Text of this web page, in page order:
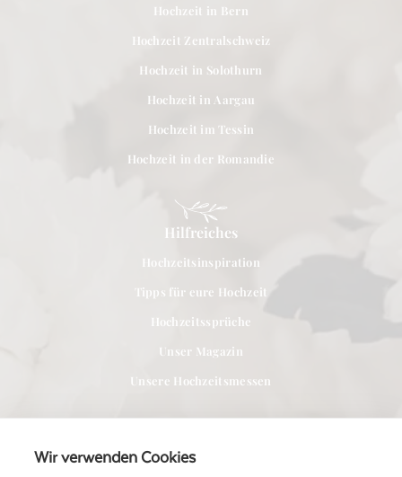
Wir verwenden Cookies
Hochzeit in Bern
Hochzeit Zentralschweiz
Hochzeit in Solothurn
Hochzeit in Aargau
Hochzeit im Tessin
Hochzeit in der Romandie
Hilfreiches
Hochzeitsinspiration
Tipps für eure Hochzeit
Hochzeitssprüche
Unser Magazin
Unsere Hochzeitsmessen